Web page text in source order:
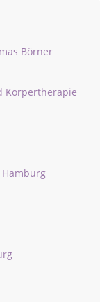
Börner
Körpertherapie